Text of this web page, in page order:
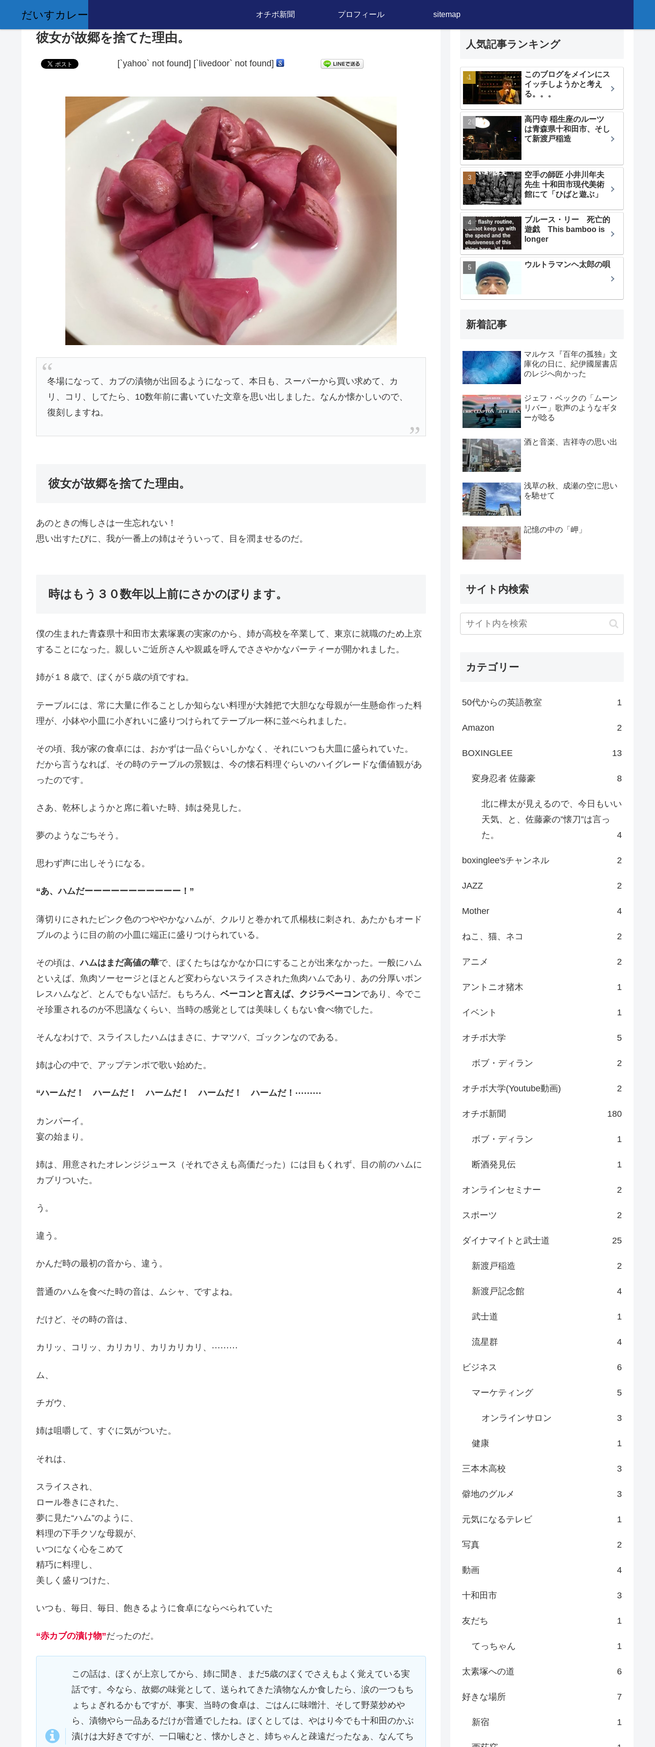
だいすカレー オチボ新聞 プロフィール sitemap
彼女が故郷を捨てた理由。
[`yahoo` not found] [`livedoor` not found]
冬場になって、カブの漬物が出回るようになって、本日も、スーパーから買い求めて、カ
リ、コリ、してたら、10数年前に書いていた文章を思い出しました。なんか懐かしいので、
復刻しますね。
彼女が故郷を捨てた理由。
あのときの悔しさは一生忘れない！
思い出すたびに、我が一番上の姉はそういって、目を潤ませるのだ。
時はもう３０数年以上前にさかのぼります。
僕の生まれた青森県十和田市太素塚裏の実家のから、姉が高校を卒業して、東京に就職のため上京
することになった。親しいご近所さんや親戚を呼んでささやかなパーティーが開かれました。
姉が１８歳で、ぼくが５歳の頃ですね。
テーブルには、常に大量に作ることしか知らない料理が大雑把で大胆なな母親が一生懸命作った料
理が、小鉢や小皿に小ぎれいに盛りつけられてテーブル一杯に並べられました。
その頃、我が家の食卓には、おかずは一品ぐらいしかなく、それにいつも大皿に盛られていた。
だから言うなれば、その時のテーブルの景観は、今の懐石料理ぐらいのハイグレードな価値観があ
ったのです。
さあ、乾杯しようかと席に着いた時、姉は発見した。
夢のようなごちそう。
思わず声に出しそうになる。
“あ、ハムだーーーーーーーーーーー！”
薄切りにされたピンク色のつややかなハムが、クルリと巻かれて爪楊枝に刺され、あたかもオード
ブルのように目の前の小皿に端正に盛りつけられている。
その頃は、ハムはまだ高値の華で、ぼくたちはなかなか口にすることが出来なかった。一般にハム
といえば、魚肉ソーセージとほとんど変わらないスライスされた魚肉ハムであり、あの分厚いボン
レスハムなど、とんでもない話だ。もちろん、 ベーコンと言えば、クジラベーコンであり、今でこ
そ珍重されるのが不思議なくらい、当時の感覚としては美味しくもない食べ物でした。
そんなわけで、スライスしたハムはまさに、ナマツバ、ゴックンなのである。
姉は心の中で、アップテンポで歌い始めた。
“ハームだ！ ハームだ！ ハームだ！ ハームだ！ ハームだ！⋯⋯⋯
カンパーイ。
宴の始まり。
姉は、用意されたオレンジジュース（それでさえも高価だった）には目もくれず、目の前のハムに
カブリついた。
う。
違う。
かんだ時の最初の音から、違う。
普通のハムを食べた時の音は、ムシャ、ですよね。
だけど、その時の音は、
カリッ、コリッ、カリカリ、カリカリカリ、⋯⋯⋯
ム、
チガウ、
姉は咀嚼して、すぐに気がついた。
それは、
スライスされ、
ロール巻きにされた、
夢に見た“ハム”のように、
料理の下手クソな母親が、
いつになく心をこめて
精巧に料理し、
美しく盛りつけた、
いつも、毎日、毎日、飽きるように食卓にならべられていた
“赤カブの漬け物”だったのだ。
この話は、ぼくが上京してから、姉に聞き、まだ5歳のぼくでさえもよく覚えている実
話です。今なら、故郷の味覚として、送られてきた漬物なんか食したら、涙の一つもち
ょちょぎれるかもですが、事実、当時の食卓は、ごはんに味噌汁、そして野菜炒めや
ら、漬物やら一品あるだけが普通でしたね。ぼくとしては、やはり今でも十和田のかぶ
漬けは大好きですが、一口噛むと、懐かしさと、姉ちゃんと疎遠だったなぁ、なんてち
人気記事ランキング
このブログをメインにス
イッチしようかと考え
る。。。
高円寺 稲生座のルーツ
は青森県十和田市、そし
て新渡戸稲造
空手の師匠 小井川年夫
先生 十和田市現代美術
館にて「ひばと遊ぶ」
ブルース・リー 死亡的
遊戯 This bamboo is
longer
ウルトラマンヘ太郎の唄
新着記事
マルケス『百年の孤独』文
庫化の日に、紀伊國屋書店
のレジへ向かった
ジェフ・ベックの「ムーン
リバー」歌声のようなギタ
ーが唸る
酒と音楽、吉祥寺の思い出
浅草の秋、成瀬の空に思い
を馳せて
記憶の中の「岬」
サイト内検索
カテゴリー
50代からの英語教室 1
Amazon 2
BOXINGLEE 13
変身忍者 佐藤豪 8
北に樺太が見えるので、今日もいい
天気、と、佐藤豪の”懐刀”は言っ
た。
4
boxinglee'sチャンネル 2
JAZZ 2
Mother 4
ねこ、猫、ネコ 2
アニメ 2
アントニオ猪木 1
イベント 1
オチボ大学 5
ボブ・ディラン 2
オチボ大学(Youtube動画) 2
オチボ新聞 180
ボブ・ディラン 1
断酒発見伝 1
オンラインセミナー 2
スポーツ 2
ダイナマイトと武士道 25
新渡戸稲造 2
新渡戸記念館 4
武士道 1
流星群 4
ビジネス 6
マーケティング 5
オンラインサロン 3
健康 1
三本木高校 3
僻地のグルメ 3
元気になるテレビ 1
写真 2
動画 4
十和田市 3
友だち 1
てっちゃん 1
太素塚への道 6
好きな場所 7
新宿 1